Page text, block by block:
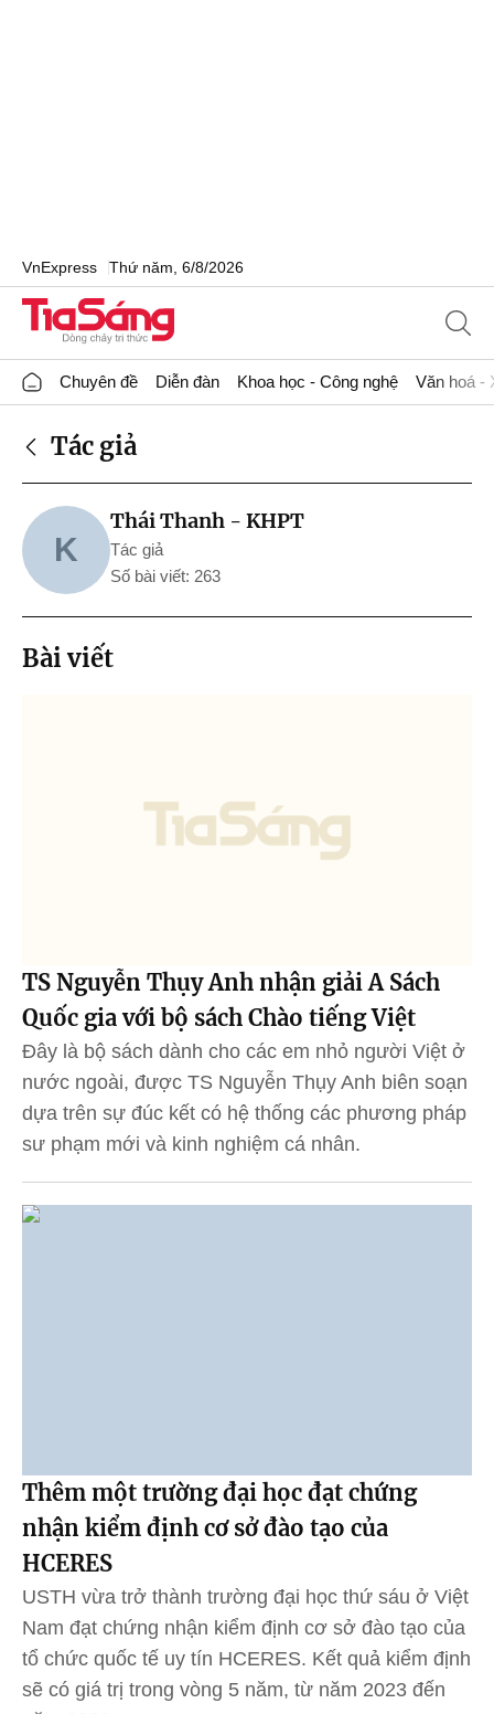
VnExpress Thứ năm, 6/8/2026
Chuyên đề Diễn đàn Khoa học - Công nghệ Văn hoá -
Tác giả
K
Thái Thanh - KHPT
Tác giả
Số bài viết: 263
Bài viết
TS Nguyễn Thụy Anh nhận giải A Sách
Quốc gia với bộ sách Chào tiếng Việt
Đây là bộ sách dành cho các em nhỏ người Việt ở
nước ngoài, được TS Nguyễn Thụy Anh biên soạn
dựa trên sự đúc kết có hệ thống các phương pháp
sư phạm mới và kinh nghiệm cá nhân.
Thêm một trường đại học đạt chứng
nhận kiểm định cơ sở đào tạo của
HCERES
USTH vừa trở thành trường đại học thứ sáu ở Việt
Nam đạt chứng nhận kiểm định cơ sở đào tạo của
tổ chức quốc tế uy tín HCERES. Kết quả kiểm định
sẽ có giá trị trong vòng 5 năm, từ năm 2023 đến